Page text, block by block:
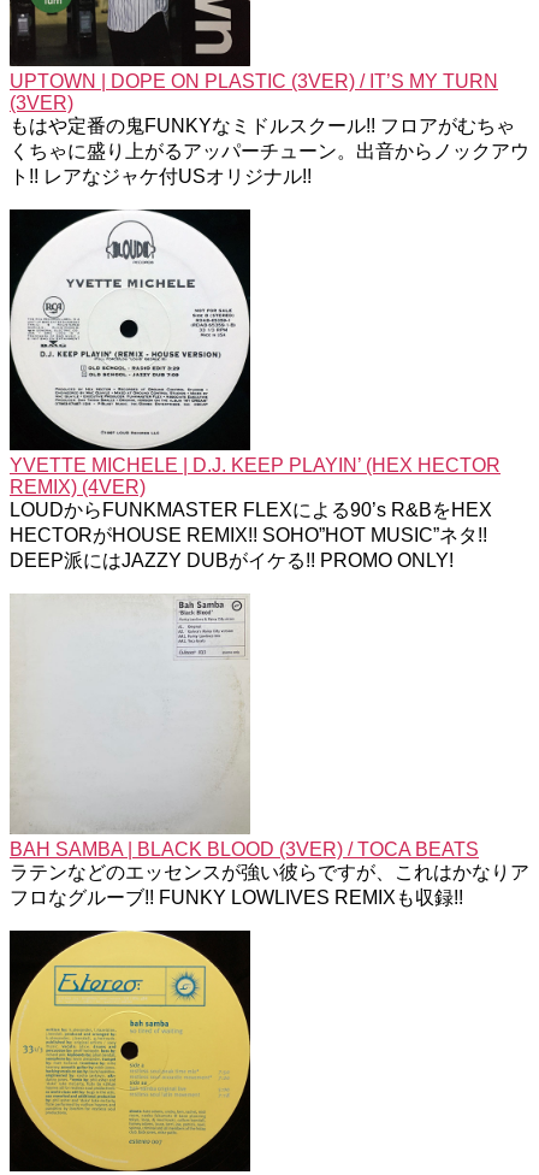
UPTOWN | DOPE ON PLASTIC (3VER) / IT’S MY TURN
(3VER)
もはや定番の鬼FUNKYなミドルスクール!! フロアがむちゃ
くちゃに盛り上がるアッパーチューン。出音からノックアウ
ト!! レアなジャケ付USオリジナル!!
YVETTE MICHELE | D.J. KEEP PLAYIN’ (HEX HECTOR
REMIX) (4VER)
LOUDからFUNKMASTER FLEXによる90’s R&BをHEX
HECTORがHOUSE REMIX!! SOHO”HOT MUSIC”ネタ!!
DEEP派にはJAZZY DUBがイケる!! PROMO ONLY!
BAH SAMBA | BLACK BLOOD (3VER) / TOCA BEATS
ラテンなどのエッセンスが強い彼らですが、これはかなりア
フロなグルーブ!! FUNKY LOWLIVES REMIXも収録!!